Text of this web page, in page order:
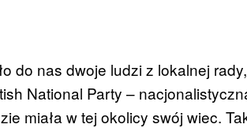
do nas dwoje ludzi z lokalnej rady,
National Party –
miała w tej okolicy swój wiec.